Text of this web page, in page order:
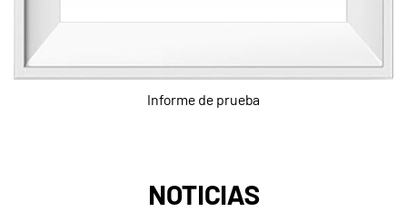
Informe de prueba
NOTICIAS